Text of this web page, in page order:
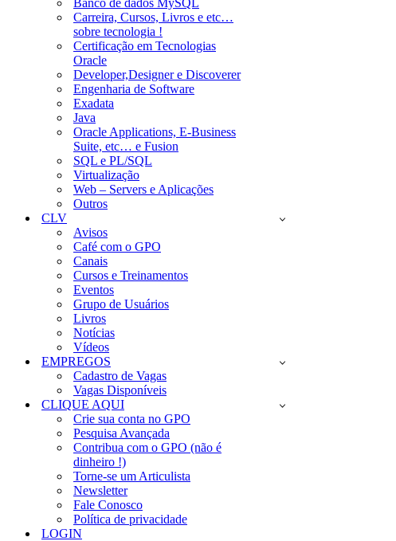
Banco de dados MySQL
Carreira, Cursos, Livros e etc…
sobre tecnologia !
Certificação em Tecnologias
Oracle
Developer,Designer e Discoverer
Engenharia de Software
Exadata
Java
Oracle Applications, E-Business
Suite, etc… e Fusion
SQL e PL/SQL
Virtualização
Web – Servers e Aplicações
Outros
CLV
Avisos
Café com o GPO
Canais
Cursos e Treinamentos
Eventos
Grupo de Usuários
Livros
Notícias
Vídeos
EMPREGOS
Cadastro de Vagas
Vagas Disponíveis
CLIQUE AQUI
Crie sua conta no GPO
Pesquisa Avançada
Contribua com o GPO (não é
dinheiro !)
Torne-se um Articulista
Newsletter
Fale Conosco
Política de privacidade
LOGIN